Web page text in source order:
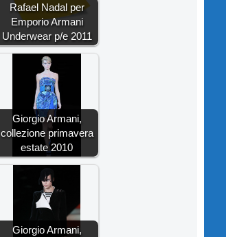
Rafael Nadal per
Emporio Armani
Underwear p/e 2011
Giorgio Armani,
collezione primavera
estate 2010
Giorgio Armani,